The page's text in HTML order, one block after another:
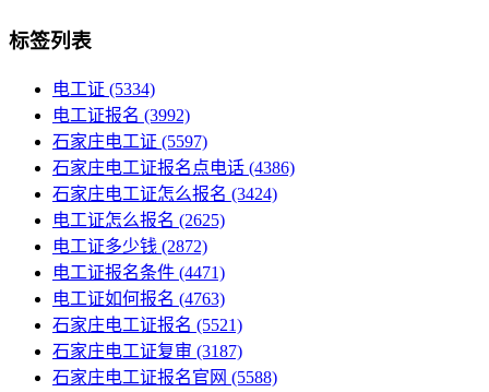
标签列表
电工证 (5334)
电工证报名 (3992)
石家庄电工证 (5597)
石家庄电工证报名点电话 (4386)
石家庄电工证怎么报名 (3424)
电工证怎么报名 (2625)
电工证多少钱 (2872)
电工证报名条件 (4471)
电工证如何报名 (4763)
石家庄电工证报名 (5521)
石家庄电工证复审 (3187)
石家庄电工证报名官网 (5588)